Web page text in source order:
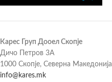
Карес Груп Дооел Скопје
Дичо Петров 3А
1000 Скопје, Северна Македонија
info@kares.mk